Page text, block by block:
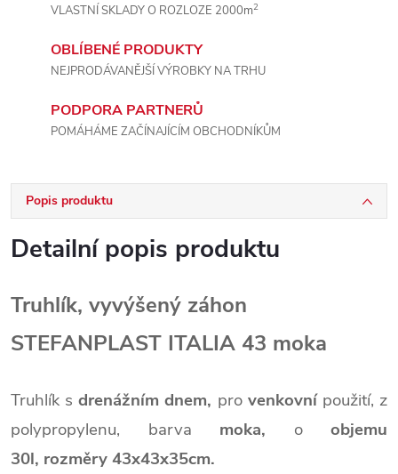
VLASTNÍ SKLADY O ROZLOZE 2000m2
OBLÍBENÉ PRODUKTY
NEJPRODÁVANĚJŠÍ VÝROBKY NA TRHU
PODPORA PARTNERŮ
POMÁHÁME ZAČÍNAJÍCÍM OBCHODNÍKŮM
Popis produktu
Detailní popis produktu
Truhlík, vyvýšený záhon
STEFANPLAST ITALIA 43 moka
Truhlík sdrenážním dnem, pro venkovnípoužití, z
polypropylenu, barva moka, oobjemu
30l, rozměry 43x43x35cm.